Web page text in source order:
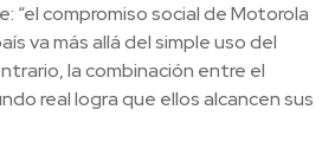
“el compromiso social de Motorola
va más allá del simple uso del
la combinación entre el
real logra que ellos alcancen sus